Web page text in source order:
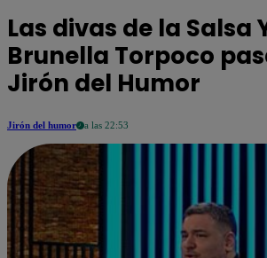
Las divas de la
Brunella Torpoco
Jirón del Humor
Jirón del humor a las 22:53